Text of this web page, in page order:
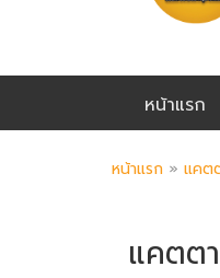
หน้าแรก
หน้าแรก » แคต
แคตต